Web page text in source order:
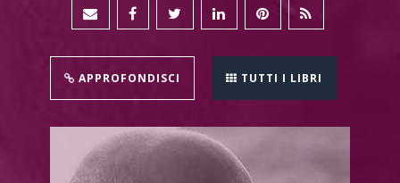
APPROFONDISCI TUTTI I LIBRI